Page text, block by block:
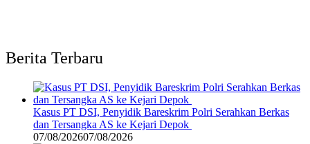
Berita Terbaru
Kasus PT DSI, Penyidik Bareskrim Polri Serahkan Berkas
dan Tersangka AS ke Kejari Depok
07/08/202607/08/2026